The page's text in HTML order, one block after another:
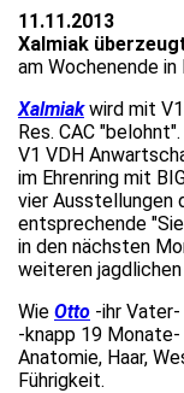
11.11.2013
Xalmiak
am Wochenende
Xalmiakwird mit V1
Res. CAC
V1 VDH
im Ehrenring mit
vier Ausstellungen
entsprechende
in den nächsten
weiteren
Wie Otto -ihr
-knapp 19
Anatomie, Haar,
Führigkeit.